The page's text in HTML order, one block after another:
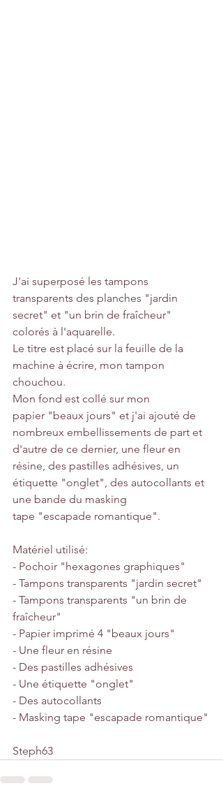
J'ai superposé les tampons
transparents des planches "jardin
secret" et "un brin de fraîcheur"
colorés à l'aquarelle.
Le titre est placé sur la feuille de la
machine à écrire, mon tampon
chouchou.
Mon fond est collé sur mon
papier "beaux jours" et j'ai ajouté de
nombreux embellissements de part et
d'autre de ce dernier, une fleur en
résine, des pastilles adhésives, un
étiquette "onglet", des autocollants et
une bande du masking
tape "escapade romantique".
Matériel utilisé:
- Pochoir "hexagones graphiques"
- Tampons transparents "jardin secret"
- Tampons transparents "un brin de
fraîcheur"
- Papier imprimé 4 "beaux jours"
- Une fleur en résine
- Des pastilles adhésives
- Une étiquette "onglet"
- Des autocollants
- Masking tape "escapade romantique"
Steph63